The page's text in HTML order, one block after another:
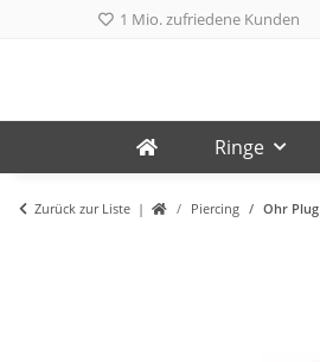
1 Mio. zufriedene Kunden
Ringe
Zurück zur Liste Piercing Ohr